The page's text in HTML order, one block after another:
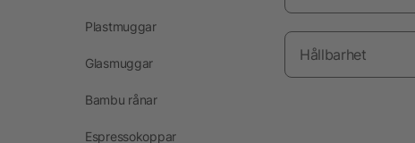
Hållbarhet
Plastmuggar
Glasmuggar
Bambu rånar
Espressokoppar